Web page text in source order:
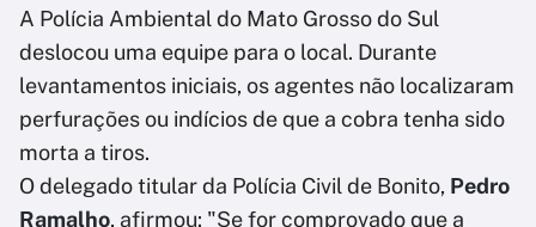
A Polícia Ambiental do Mato Grosso do Sul
deslocou uma equipe para o local. Durante
levantamentos iniciais, os agentes não localizaram
perfurações ou indícios de que a cobra tenha sido
morta a tiros.
O delegado titular da Polícia Civil de Bonito, Pedro
Ramalho, afirmou: "Se for comprovado que a